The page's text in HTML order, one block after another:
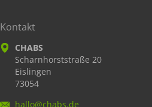
Kontakt
CHABS
Scharnhorststraße 20
Eislingen
73054
hallo@chabs.de